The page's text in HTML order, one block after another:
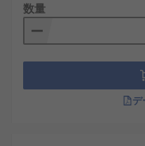
数量
デ